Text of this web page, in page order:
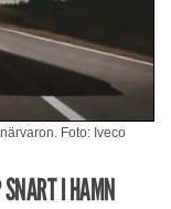
Foto: Iveco
SNART I HAMN